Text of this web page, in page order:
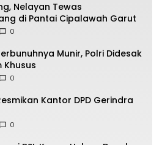
Nelayan Tewas
di Pantai Cipalawah Garut
0
Munir, Polri Didesak
Khusus
0
Kantor DPD Gerindra
0